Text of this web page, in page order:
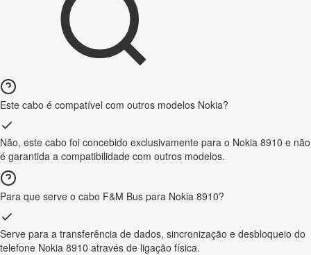
Este cabo é compatível com outros modelos Nokia?
Não, este cabo foi concebido exclusivamente para o Nokia 8910 e não
é garantida a compatibilidade com outros modelos.
Para que serve o cabo F&M Bus para Nokia 8910?
Serve para a transferência de dados, sincronização e desbloqueio do
telefone Nokia 8910 através de ligação física.